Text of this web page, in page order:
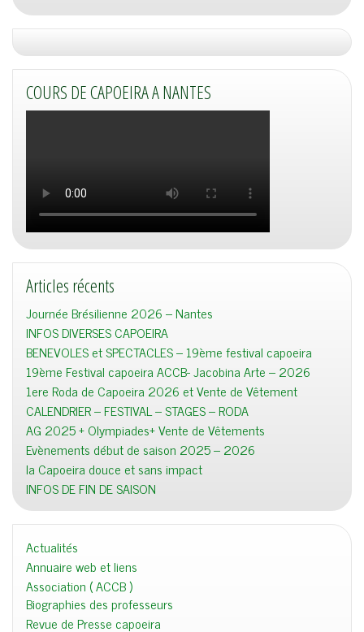
COURS DE CAPOEIRA A NANTES
Articles récents
Journée Brésilienne 2026 – Nantes
INFOS DIVERSES CAPOEIRA
BENEVOLES et SPECTACLES – 19ème festival capoeira
19ème Festival capoeira ACCB- Jacobina Arte – 2026
1ere Roda de Capoeira 2026 et Vente de Vêtement
CALENDRIER – FESTIVAL – STAGES – RODA
AG 2025 + Olympiades+ Vente de Vêtements
Evènements début de saison 2025 – 2026
la Capoeira douce et sans impact
INFOS DE FIN DE SAISON
Actualités
Annuaire web et liens
Association ( ACCB )
Biographies des professeurs
Revue de Presse capoeira